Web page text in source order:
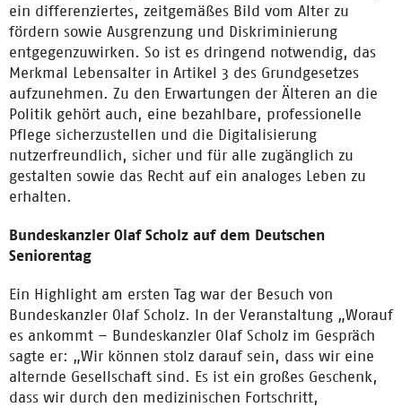
ein differenziertes, zeitgemäßes Bild vom Alter zu
fördern sowie Ausgrenzung und Diskriminierung
entgegenzuwirken. So ist es dringend notwendig, das
Merkmal Lebensalter in Artikel 3 des Grundgesetzes
aufzunehmen. Zu den Erwartungen der Älteren an die
Politik gehört auch, eine bezahlbare, professionelle
Pflege sicherzustellen und die Digitalisierung
nutzerfreundlich, sicher und für alle zugänglich zu
gestalten sowie das Recht auf ein analoges Leben zu
erhalten.
Bundeskanzler Olaf Scholz auf dem Deutschen
Seniorentag
Ein Highlight am ersten Tag war der Besuch von
Bundeskanzler Olaf Scholz. In der Veranstaltung „Worauf
es ankommt – Bundeskanzler Olaf Scholz im Gespräch
sagte er: „Wir können stolz darauf sein, dass wir eine
alternde Gesellschaft sind. Es ist ein großes Geschenk,
dass wir durch den medizinischen Fortschritt,